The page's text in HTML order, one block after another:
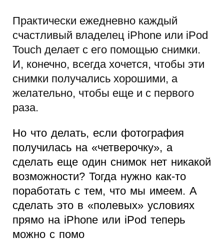
Практически ежедневно каждый
счастливый владелец iPhone или iPod
Touch делает с его помощью снимки.
И, конечно, всегда хочется, чтобы эти
снимки получались хорошими, а
желательно, чтобы еще и с первого
раза.
Но что делать, если фотография
получилась на «четверочку», а
сделать еще один снимок нет никакой
возможности? Тогда нужно как-то
поработать с тем, что мы имеем. А
сделать это в «полевых» условиях
прямо на iPhone или iPod теперь
можно с помо